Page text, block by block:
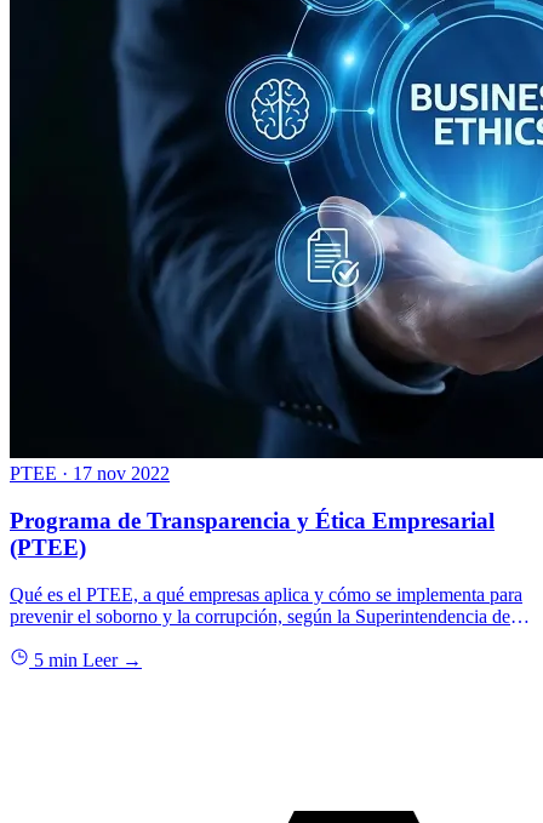
PTEE · 17 nov 2022
Programa de Transparencia y Ética Empresarial
(PTEE)
Qué es el PTEE, a qué empresas aplica y cómo se implementa para
prevenir el soborno y la corrupción, según la Superintendencia de
5 min Leer →